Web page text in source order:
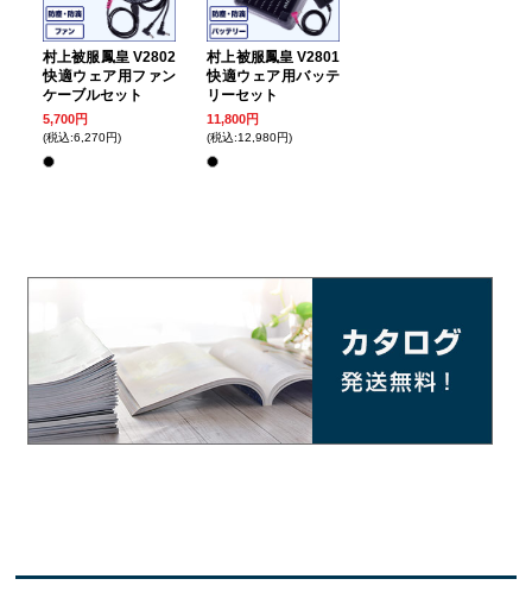
村上被服鳳皇 V2802
快適ウェア用ファン
ケーブルセット
5,700円
(税込:6,270円)
村上被服鳳皇 V2801
快適ウェア用バッテ
リーセット
11,800円
(税込:12,980円)